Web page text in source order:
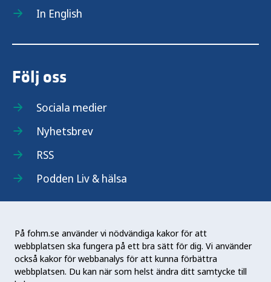
På fohm.se använder vi nödvändiga kakor för att
webbplatsen ska fungera på ett bra sätt för dig. Vi använder
också kakor för webbanalys för att kunna förbättra
webbplatsen. Du kan när som helst ändra ditt samtycke till
In English
Följ oss
Sociala medier
Nyhetsbrev
RSS
Podden Liv & hälsa
Folkhälsomyndigheten (Fohm) är en nationell
kunskapsmyndighet som arbetar för en bättre